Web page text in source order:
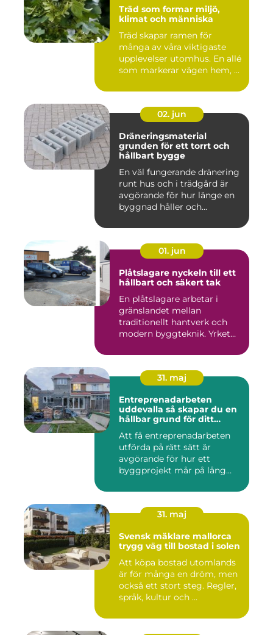
Träd som formar miljö,
klimat och människa
Träd skapar ramen för
många av våra viktigaste
upplevelser utomhus. En allé
som markerar vägen hem, ...
02. jun
Dräneringsmaterial
grunden för ett torrt och
hållbart bygge
En väl fungerande dränering
runt hus och i trädgård är
avgörande för hur länge en
byggnad håller och...
01. jun
Plåtslagare nyckeln till ett
hållbart och säkert tak
En plåtslagare arbetar i
gränslandet mellan
traditionellt hantverk och
modern byggteknik. Yrket
31. maj
Entreprenadarbeten
uddevalla så skapar du en
hållbar grund för ditt
Att få entreprenadarbeten
utförda på rätt sätt är
avgörande för hur ett
byggprojekt mår på lång
31. maj
Svensk mäklare mallorca
trygg väg till bostad i solen
Att köpa bostad utomlands
är för många en dröm, men
också ett stort steg. Regler,
språk, kultur och ...